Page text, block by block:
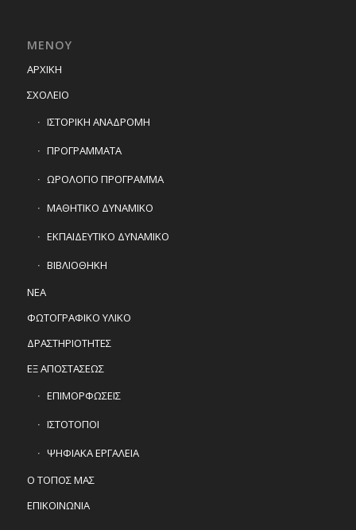
ΜΕΝΟΥ
ΑΡΧΙΚΗ
ΣΧΟΛΕΙΟ
ΙΣΤΟΡΙΚΗ ΑΝΑΔΡΟΜΗ
ΠΡΟΓΡΑΜΜΑΤΑ
ΩΡΟΛΟΓΙΟ ΠΡΟΓΡΑΜΜΑ
ΜΑΘΗΤΙΚΟ ΔΥΝΑΜΙΚΟ
ΕΚΠΑΙΔΕΥΤΙΚΟ ΔΥΝΑΜΙΚΟ
ΒΙΒΛΙΟΘΗΚΗ
ΝΕΑ
ΦΩΤΟΓΡΑΦΙΚΟ ΥΛΙΚΟ
ΔΡΑΣΤΗΡΙΟΤΗΤΕΣ
ΕΞ ΑΠΟΣΤΑΣΕΩΣ
ΕΠΙΜΟΡΦΩΣΕΙΣ
ΙΣΤΟΤΟΠΟΙ
ΨΗΦΙΑΚΑ ΕΡΓΑΛΕΙΑ
Ο ΤΟΠΟΣ ΜΑΣ
ΕΠΙΚΟΙΝΩΝΙΑ